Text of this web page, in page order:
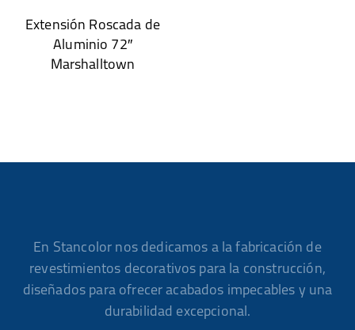
Extensión Roscada de
Aluminio 72″
Marshalltown
En Stancolor nos dedicamos a la fabricación de
revestimientos decorativos para la construcción,
diseñados para ofrecer acabados impecables y una
durabilidad excepcional.